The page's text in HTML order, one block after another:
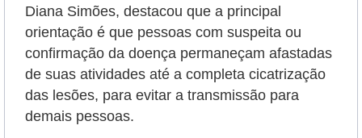
Diana Simões, destacou que a principal
orientação é que pessoas com suspeita ou
confirmação da doença permaneçam afastadas
de suas atividades até a completa cicatrização
das lesões, para evitar a transmissão para
demais pessoas.